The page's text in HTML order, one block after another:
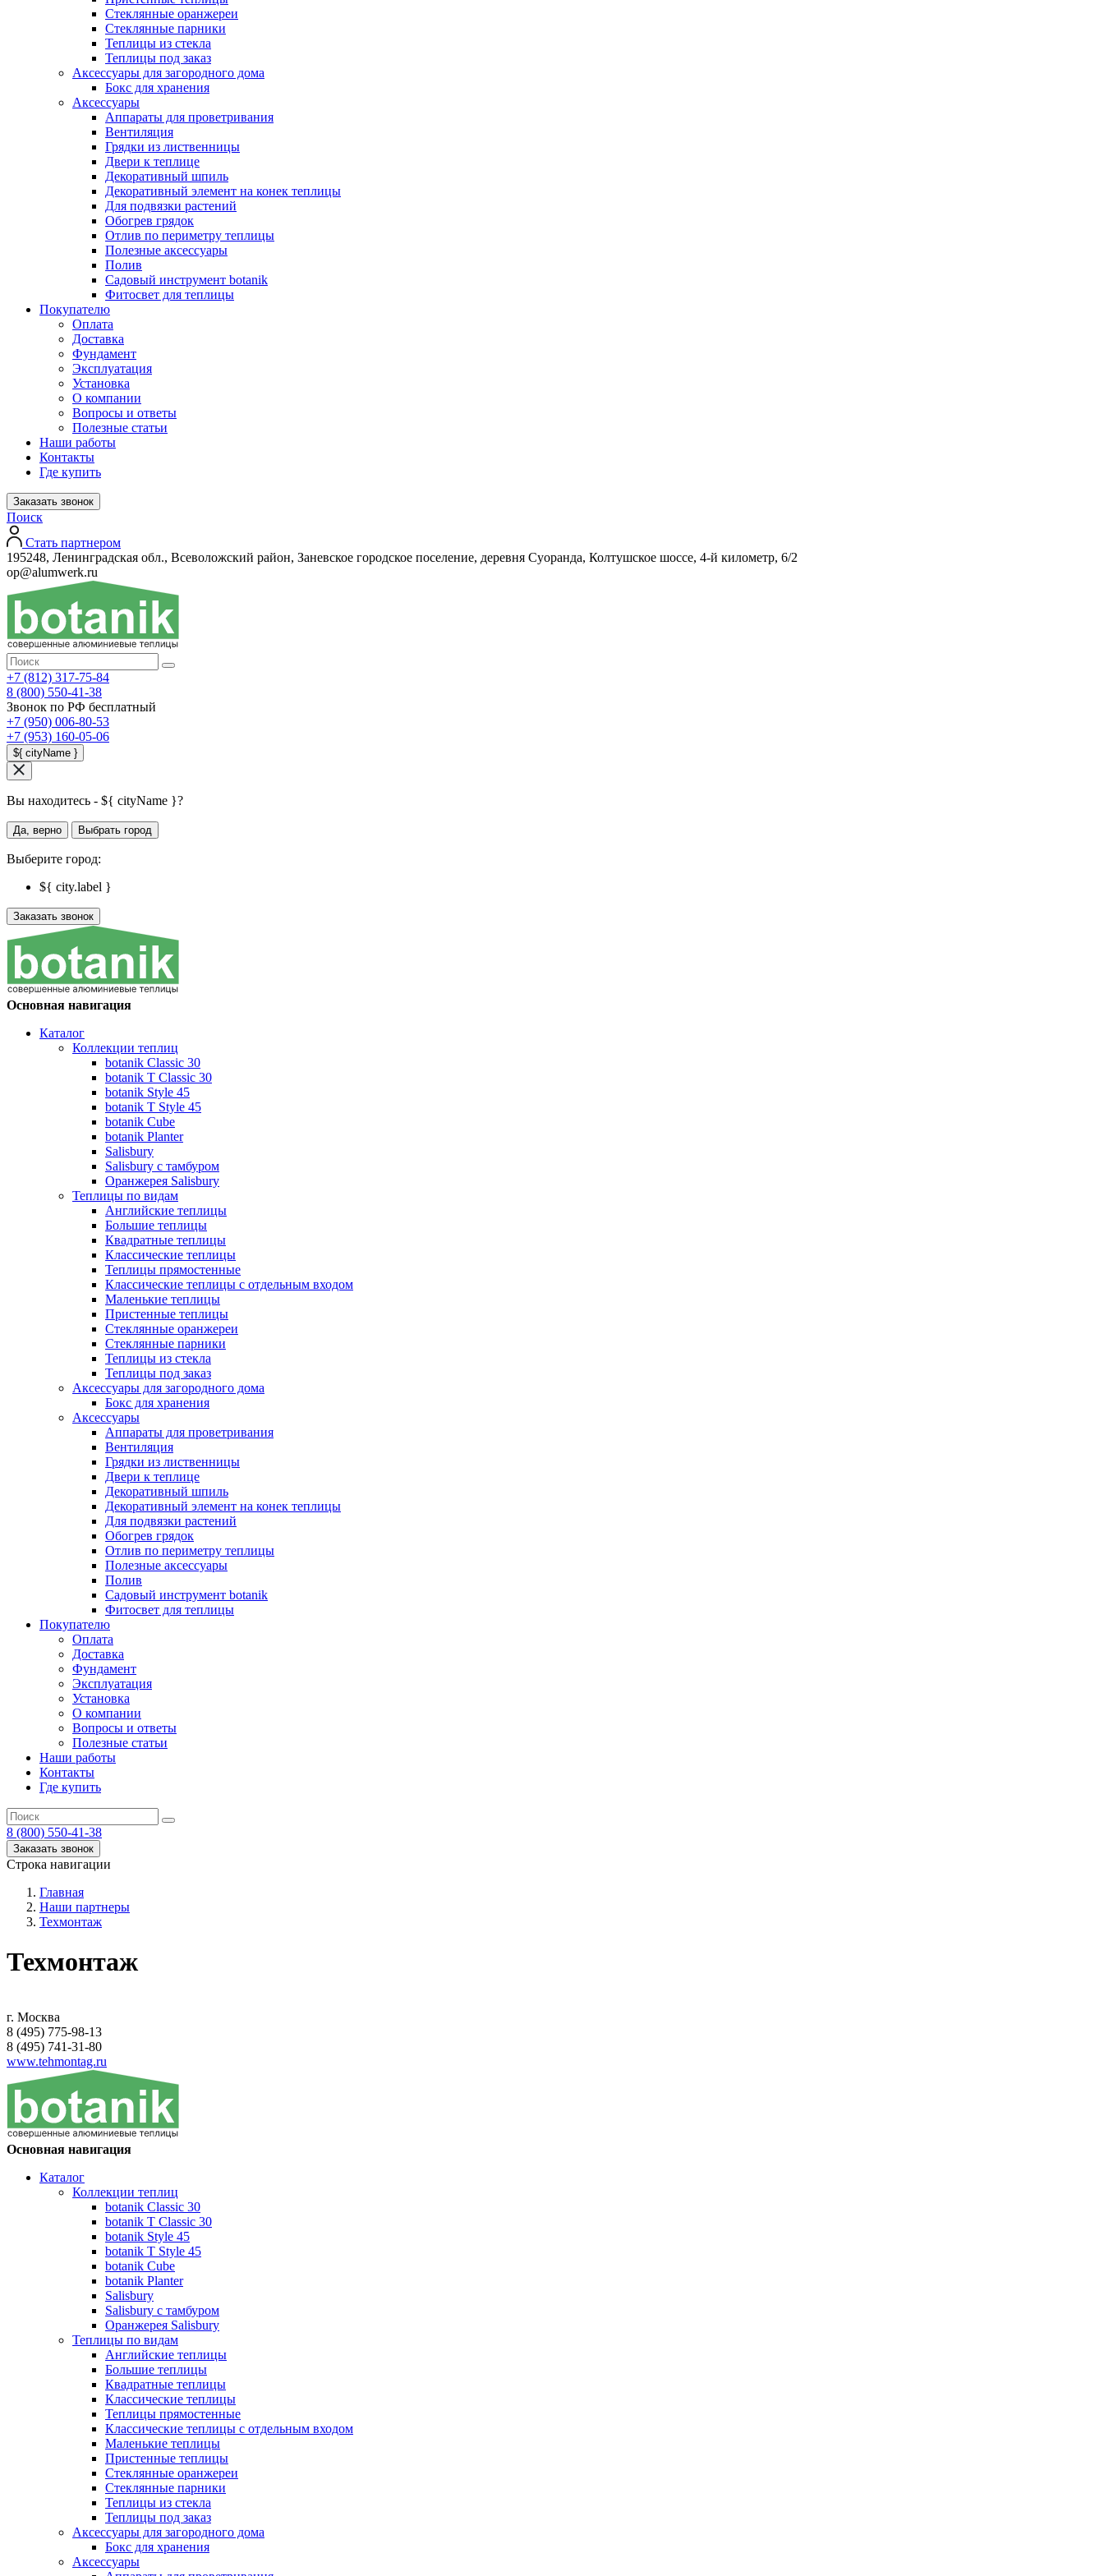
Стеклянные оранжереи
Стеклянные парники
Теплицы из стекла
Теплицы под заказ
Аксессуары для загородного дома
Бокс для хранения
Аксессуары
Аппараты для проветривания
Вентиляция
Грядки из лиственницы
Двери к теплице
Декоративный шпиль
Декоративный элемент на конек теплицы
Для подвязки растений
Обогрев грядок
Отлив по периметру теплицы
Полезные аксессуары
Полив
Садовый инструмент botanik
Фитосвет для теплицы
Покупателю
Оплата
Доставка
Фундамент
Эксплуатация
Установка
О компании
Вопросы и ответы
Полезные статьи
Наши работы
Контакты
Где купить
Заказать звонок
Поиск
Стать партнером
195248, Ленинградская обл., Всеволожский район, Заневское городское поселение, деревня Суоранда, Колтушское шоссе, 4-й километр, 6/2
op@alumwerk.ru
+7 (812) 317-75-84
8 (800) 550-41-38
Звонок по РФ бесплатный
+7 (950) 006-80-53
+7 (953) 160-05-06
${ cityName }
Вы находитесь - ${ cityName }?
Да, верно Выбрать город
Выберите город:
${ city.label }
Заказать звонок
Основная навигация
Каталог
Коллекции теплиц
botanik Classic 30
botanik T Classic 30
botanik Style 45
botanik Т Style 45
botanik Cube
botanik Planter
Salisbury
Salisbury с тамбуром
Оранжерея Salisbury
Теплицы по видам
Английские теплицы
Большие теплицы
Квадратные теплицы
Классические теплицы
Теплицы прямостенные
Классические теплицы с отдельным входом
Маленькие теплицы
Пристенные теплицы
Стеклянные оранжереи
Стеклянные парники
Теплицы из стекла
Теплицы под заказ
Аксессуары для загородного дома
Бокс для хранения
Аксессуары
Аппараты для проветривания
Вентиляция
Грядки из лиственницы
Двери к теплице
Декоративный шпиль
Декоративный элемент на конек теплицы
Для подвязки растений
Обогрев грядок
Отлив по периметру теплицы
Полезные аксессуары
Полив
Садовый инструмент botanik
Фитосвет для теплицы
Покупателю
Оплата
Доставка
Фундамент
Эксплуатация
Установка
О компании
Вопросы и ответы
Полезные статьи
Наши работы
Контакты
Где купить
8 (800) 550-41-38
Заказать звонок
Строка навигации
Главная
Наши партнеры
Техмонтаж
Техмонтаж
г. Москва
8 (495) 775-98-13
8 (495) 741-31-80
www.tehmontag.ru
Основная навигация
Каталог
Коллекции теплиц
botanik Classic 30
botanik T Classic 30
botanik Style 45
botanik Т Style 45
botanik Cube
botanik Planter
Salisbury
Salisbury с тамбуром
Оранжерея Salisbury
Теплицы по видам
Английские теплицы
Большие теплицы
Квадратные теплицы
Классические теплицы
Теплицы прямостенные
Классические теплицы с отдельным входом
Маленькие теплицы
Пристенные теплицы
Стеклянные оранжереи
Стеклянные парники
Теплицы из стекла
Теплицы под заказ
Аксессуары для загородного дома
Бокс для хранения
Аксессуары